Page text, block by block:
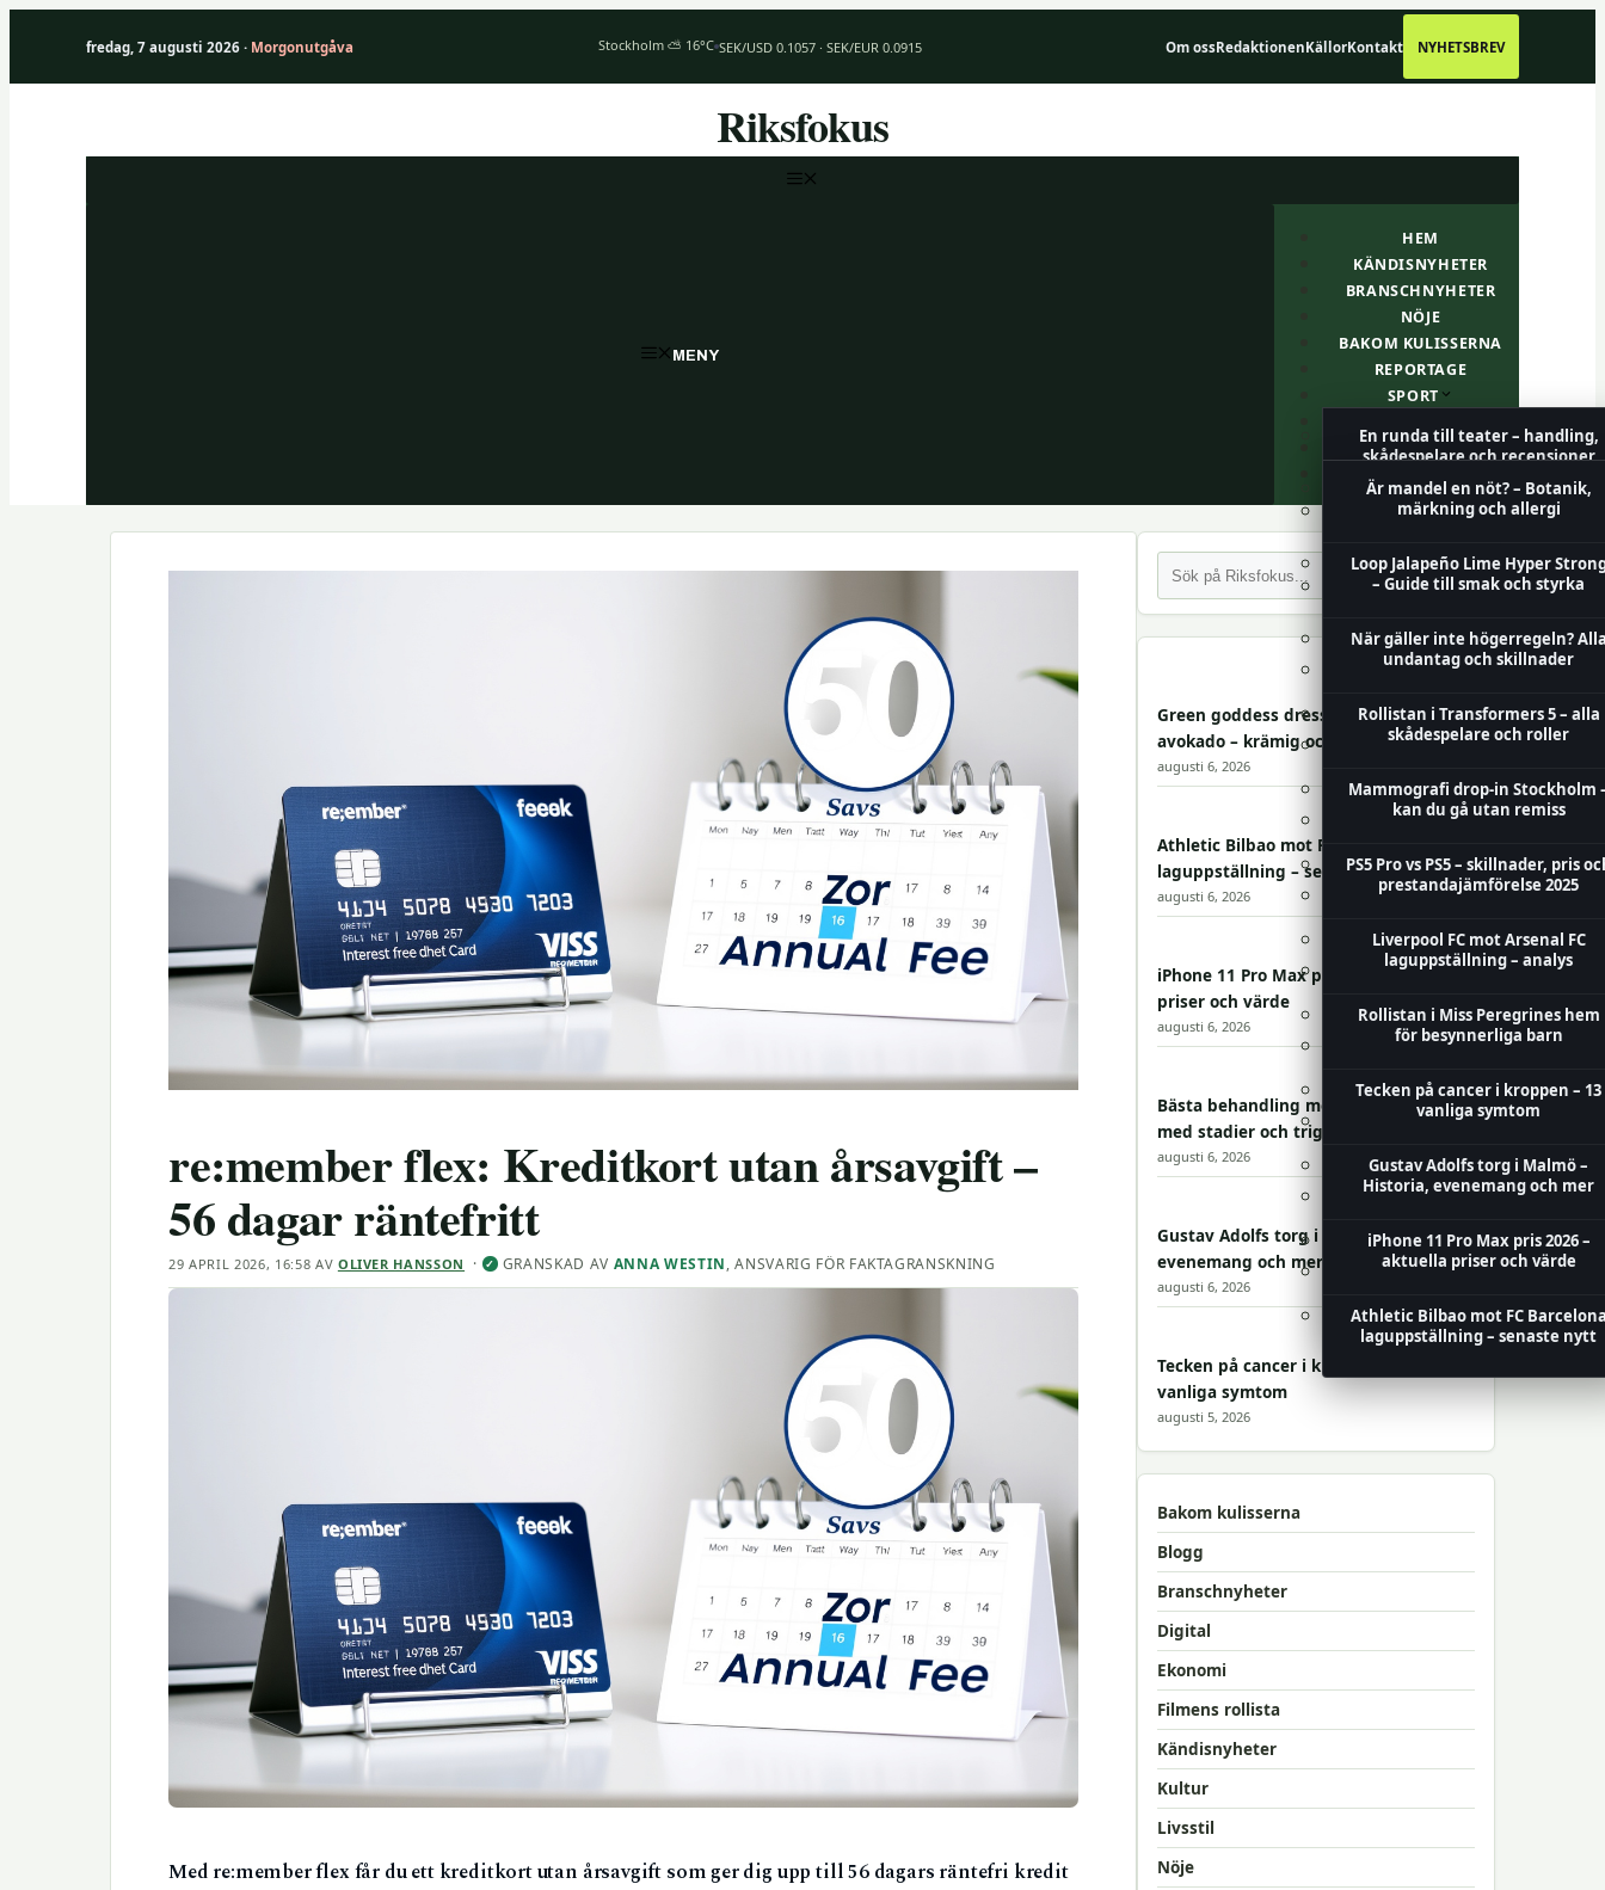
fredag, 7 augusti 2026 · Morgonutgåva Stockholm ⛅ 16°C SEK/USD 0.1057 · SEK/EUR 0.0915 Om ossRedaktionenKällorKontakt NYHETSBREV
Riksfokus
MENY
HEM
KÄNDISNYHETER
BRANSCHNYHETER
NÖJE
BAKOM KULISSERNA
REPORTAGE
SPORT
En runda till teater – handling,
skådespelare och recensioner
Vinnare av På spåret – Komplett
Artros knä träning med
hjälper
Innan vi dör rollista – alla
Pjäxor storlek yttermått mm –
Hur mycket kan man gå ner i
Rollistan i Orange Is the New
Rollistan i Black Panther – alla
Rollistan i Angel Has Fallen – alla
Rollistan i Modern Family – alla
Rollistan i The Accountant 2 –
Företagslån – Så Får Du Bästa
BLOGG
Är mandel en nöt? – Botanik,
märkning och allergi
Loop Jalapeño Lime Hyper
– Guide till smak och styrka
När gäller inte högerregeln?
undantag och skillnader
Rollistan i Transformers 5 – alla
skådespelare och roller
Mammografi drop-in Stockholm
kan du gå utan remiss
PS5 Pro vs PS5 – skillnader, pris
prestandajämförelse 2025
Liverpool FC mot Arsenal FC
laguppställning – analys
Rollistan i Miss Peregrines hem
för besynnerliga barn
Tecken på cancer i kroppen – 13
vanliga symtom
Gustav Adolfs torg i Malmö –
Historia, evenemang och mer
iPhone 11 Pro Max pris 2026 –
aktuella priser och värde
Athletic Bilbao mot FC
laguppställning – senaste nytt
re:member flex: Kreditkort utan årsavgift –
56 dagar räntefritt
29 APRIL 2026, 16:58 AV OLIVER HANSSON · ✓ GRANSKAD AV ANNA WESTIN, ANSVARIG FÖR FAKTAGRANSKNING
Med re:member flex får du ett kreditkort utan årsavgift som ger dig upp till 56 dagars räntefri kredit
Sök
Green goddess dressing recept med
avokado – krämig och enkel
augusti 6, 2026
Athletic Bilbao mot FC Barcelona
laguppställning – senaste nytt
augusti 6, 2026
iPhone 11 Pro Max pris 2026 – aktuella
priser och värde
augusti 6, 2026
Bästa behandling mot rosacea – guide
med stadier och triggers
augusti 6, 2026
Gustav Adolfs torg i Malmö – Historia,
evenemang och mer
augusti 6, 2026
Tecken på cancer i kroppen – 13
vanliga symtom
augusti 5, 2026
Bakom kulisserna
Blogg
Branschnyheter
Digital
Ekonomi
Filmens rollista
Kändisnyheter
Kultur
Livsstil
Nöje